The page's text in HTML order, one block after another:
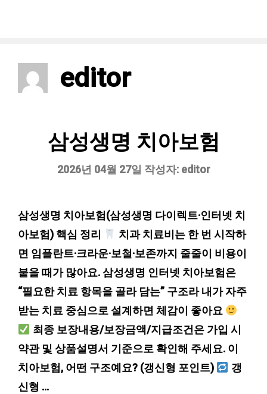
editor
삼성생명 치아보험
2026년 04월 27일 작성자: editor
삼성생명 치아보험(삼성생명 다이렉트·인터넷 치
아보험) 핵심 정리
치과 치료비는 한 번 시작하
면 임플란트·크라운·보철·보존까지 줄줄이 비용이
붙을 때가 많아요. 삼성생명 인터넷 치아보험은
“필요한 치료 항목을 골라 담는” 구조라 내가 자주
받는 치료 중심으로 설계하면 체감이 좋아요
최종 보장내용/보장금액/지급조건은 가입 시
약관 및 상품설명서 기준으로 확인해 주세요. 이
치아보험, 어떤 구조예요? (갱신형 포인트)
갱
신형 …